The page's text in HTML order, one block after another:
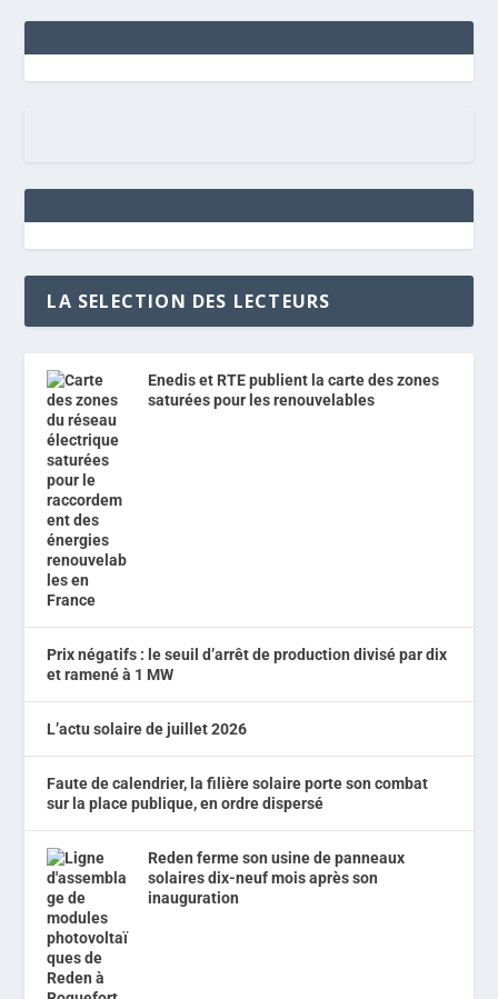
LA SELECTION DES LECTEURS
Enedis et RTE publient la carte des zones
saturées pour les renouvelables
Prix négatifs : le seuil d’arrêt de production divisé par dix
et ramené à 1 MW
L’actu solaire de juillet 2026
Faute de calendrier, la filière solaire porte son combat
sur la place publique, en ordre dispersé
Reden ferme son usine de panneaux
solaires dix-neuf mois après son
inauguration